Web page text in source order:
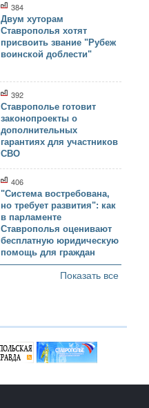
384
Двум хуторам
Ставрополья хотят
присвоить звание "Рубеж
воинской доблести"
392
Ставрополье готовит
законопроекты о
дополнительных
гарантиях для участников
СВО
406
"Система востребована,
но требует развития": как
в парламенте
Ставрополья оценивают
бесплатную юридическую
помощь для граждан
Показать все